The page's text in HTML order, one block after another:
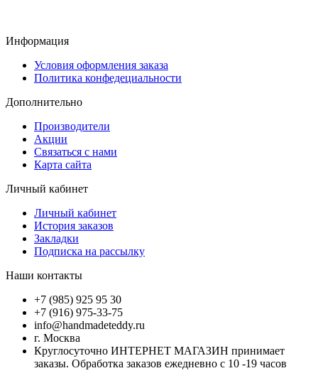
Информация
Условия оформления заказа
Политика конфедециальности
Дополнительно
Производители
Акции
Связаться с нами
Карта сайта
Личный кабинет
Личный кабинет
История заказов
Закладки
Подписка на рассылку
Наши контакты
+7 (985) 925 95 30
+7 (916) 975-33-75
info@handmadeteddy.ru
г. Москва
Круглосуточно ИНТЕРНЕТ МАГАЗИН принимает
заказы. Обработка заказов ежедневно с 10 -19 часов